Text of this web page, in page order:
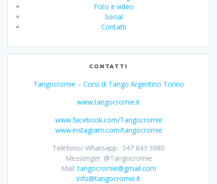
Foto e video
Social
Contatti
CONTATTI
Tangocromie – Corsi di Tango Argentino Torino
www.tangocromie.it
www.facebook.com/Tangocromie
www.instagram.com/tangocromie
Telefono/ Whatsapp: 347 843 5980
Messenger: @Tangocromie
Mail:tangocromie@gmail.com
info@tangocromie.it